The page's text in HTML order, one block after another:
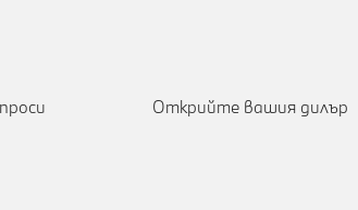
Открийте вашия дилър